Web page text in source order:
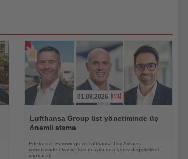
Oku
01.08.2026
Lufthansa Group üst yönetiminde üç
önemli atama
Edelweiss, Eurowings ve Lufthansa City Airlines
yönetiminde ekim ve kasım aylarında görev değişiklikleri
yapılacak